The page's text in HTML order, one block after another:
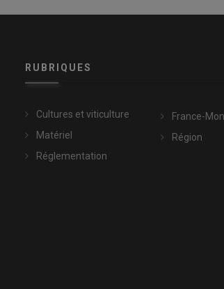
RUBRIQUES
Cultures et viticulture
Matériel
Réglementation
France-
Région